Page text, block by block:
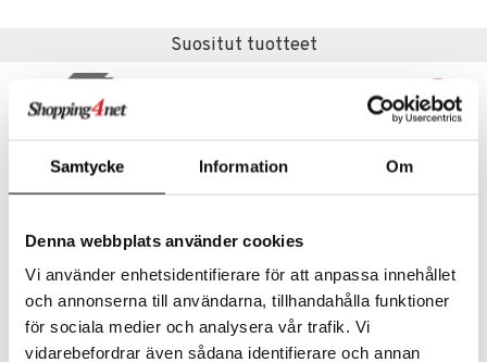
Samtycke Information Om
Denna webbplats använder cookies
Vi använder enhetsidentifierare för att anpassa innehållet
och annonserna till användarna, tillhandahålla funktioner
för sociala medier och analysera vår trafik. Vi
vidarebefordrar även sådana identifierare och annan
Suositut tuotteet
Barebells Milkshake Creamy Pear
uutuus
NOCCO Juicy Breeze
-16%